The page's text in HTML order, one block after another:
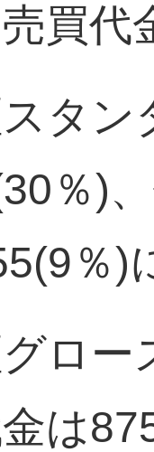
買代
タン
％)
％)
ロー
は